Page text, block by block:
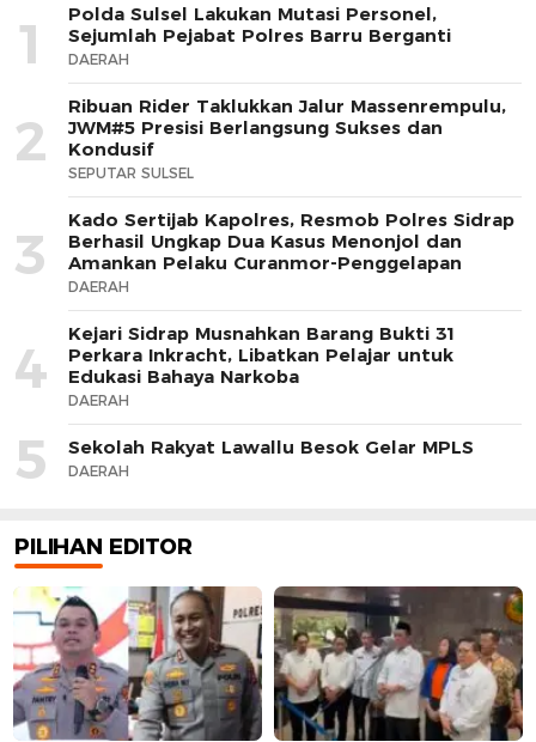
1
Polda Sulsel Lakukan Mutasi Personel,
Sejumlah Pejabat Polres Barru Berganti
DAERAH
2
Ribuan Rider Taklukkan Jalur Massenrempulu,
JWM#5 Presisi Berlangsung Sukses dan
Kondusif
SEPUTAR SULSEL
3
Kado Sertijab Kapolres, Resmob Polres Sidrap
Berhasil Ungkap Dua Kasus Menonjol dan
Amankan Pelaku Curanmor-Penggelapan
DAERAH
4
Kejari Sidrap Musnahkan Barang Bukti 31
Perkara Inkracht, Libatkan Pelajar untuk
Edukasi Bahaya Narkoba
DAERAH
5 Sekolah Rakyat Lawallu Besok Gelar MPLS
DAERAH
PILIHAN EDITOR